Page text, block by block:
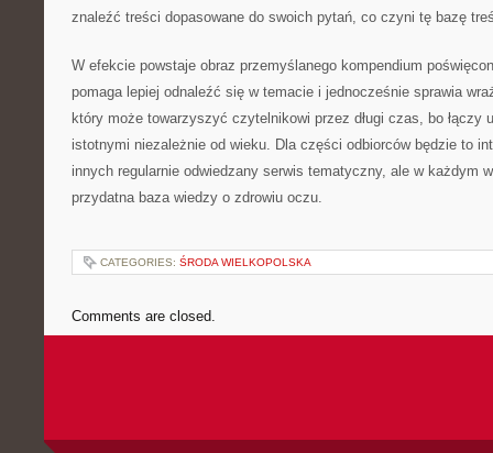
znaleźć treści dopasowane do swoich pytań, co czyni tę bazę
W efekcie powstaje obraz przemyślanego kompendium
pomaga lepiej odnaleźć się w temacie i jednocześnie sprawia
który może towarzyszyć czytelnikowi przez długi czas, bo łączy
istotnymi niezależnie od wieku. Dla części odbiorców będzie to
innych regularnie odwiedzany serwis tematyczny, ale w każdym
przydatna baza wiedzy o zdrowiu oczu.
CATEGORIES: ŚRODA WIELKOPOLSKA
Comments are closed.